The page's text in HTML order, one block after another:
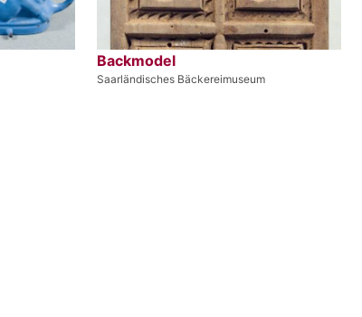
Backmodel
Saarländisches Bäckereimuseum